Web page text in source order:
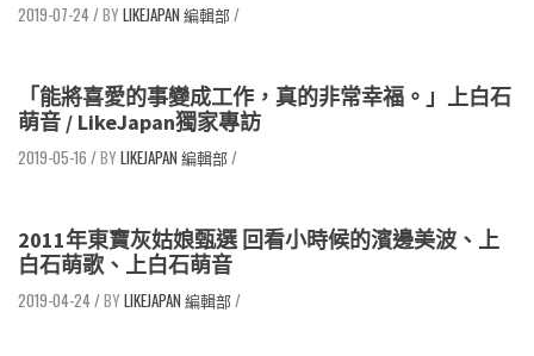
2019-07-24/ LIKEJAPAN 編輯部/
「能將喜愛的事變成工作，真的非常幸福。」上白石
萌音 / LikeJapan獨家專訪
2019-05-16 / LIKEJAPAN 編輯部/
2011年東寶灰姑娘甄選 回看小時候的濱邊美波、上
白石萌歌、上白石萌音
2019-04-24/ LIKEJAPAN 編輯部/